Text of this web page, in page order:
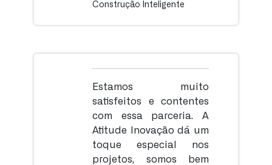
Construção Inteligente
Estamos muito
satisfeitos e contentes
com essa parceria. A
Atitude Inovação dá um
toque especial nos
projetos, somos bem